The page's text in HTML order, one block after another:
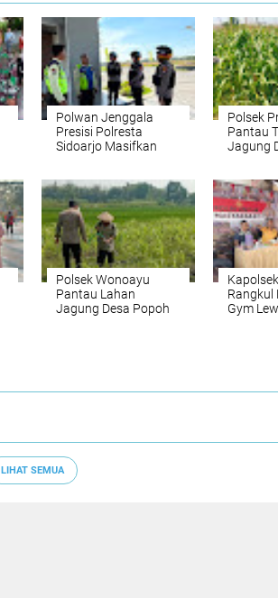
Polwan Jenggala
Presisi Polresta
Sidoarjo Masifkan
Polsek
Pantau
Jagung
Polsek Wonoayu
Pantau Lahan
Jagung Desa Popoh
Rangkul
Gym
LIHAT SEMUA